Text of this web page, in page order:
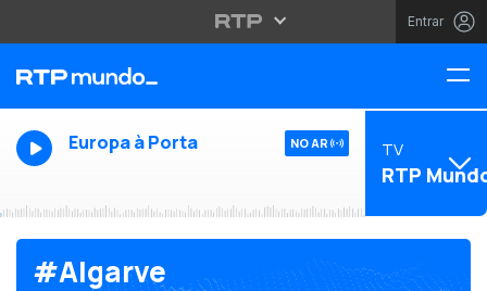
Entrar
Europa à Porta NO AR TV
RTP
#Algarve